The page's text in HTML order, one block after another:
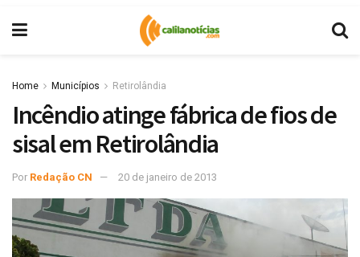
Home Municípios Retirolândia
Incêndio atinge fábrica de fios de
sisal em Retirolândia
Por Redação CN 20 de janeiro de 2013